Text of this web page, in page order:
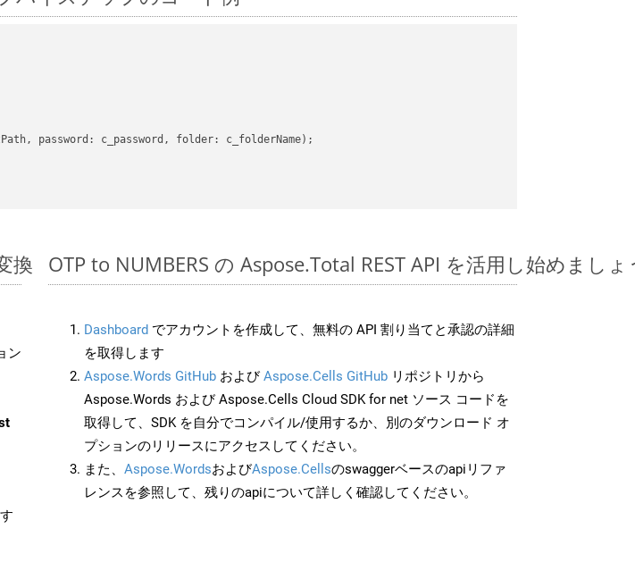
password : c_password, folder: c_folderName);
換
ン
OTP to NUMBERS の Aspose.Total REST API を活用し始めましょ
Dashboard でアカウントを作成して、無料の API 割り当てと承認の詳細
を取得します
Aspose.Words GitHub およびAspose.Cells GitHub リポジトリから
Aspose.Words および Aspose.Cells Cloud SDK for net ソース コードを
取得して、SDK を自分でコンパイル/使用するか、別のダウンロード オ
プションのリリースにアクセスしてください。
また、 Aspose.WordsおよびAspose.Cellsのswaggerベースのapiリファ
レンスを参照して、残りのapiについて詳しく確認してください。